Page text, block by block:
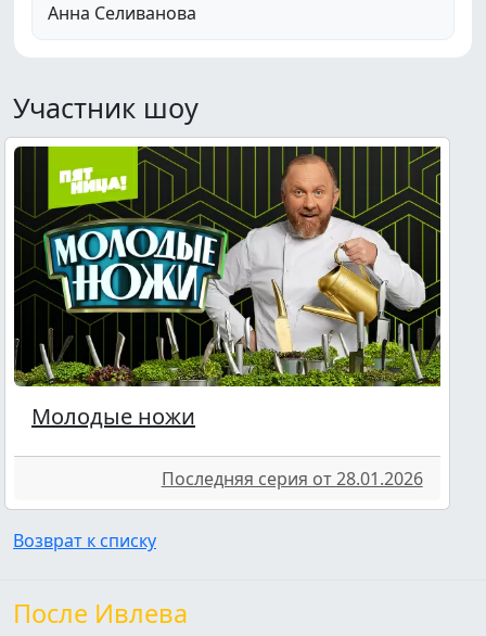
Анна Селиванова
Участник шоу
Молодые ножи
Последняя серия от 28.01.2026
Возврат к списку
После Ивлева